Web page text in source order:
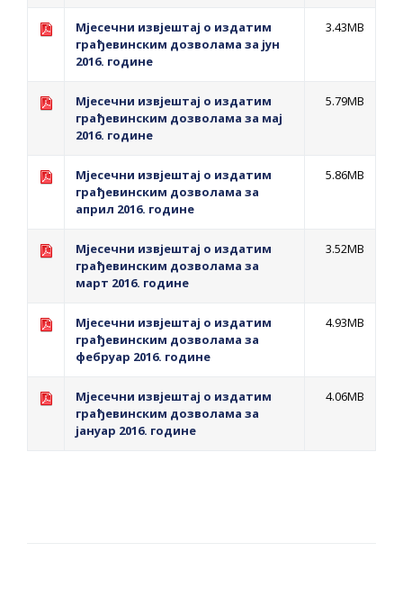
Мјесечни извјештај о издатим
грађевинским дозволама за јун
2016. године
3.43MB
Мјесечни извјештај о издатим
грађевинским дозволама за мај
2016. године
5.79MB
Мјесечни извјештај о издатим
грађевинским дозволама за
април 2016. године
5.86MB
Мјесечни извјештај о издатим
грађевинским дозволама за
март 2016. године
3.52MB
Мјесечни извјештај о издатим
грађевинским дозволама за
фебруар 2016. године
4.93MB
Мјесечни извјештај о издатим
грађевинским дозволама за
јануар 2016. године
4.06MB